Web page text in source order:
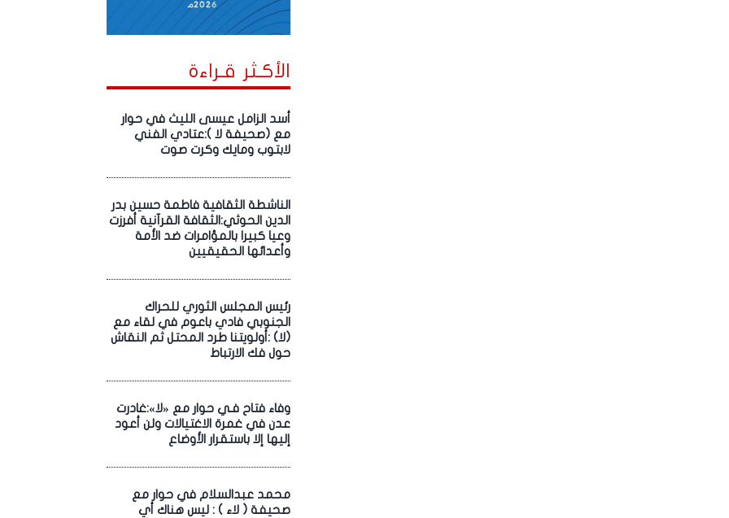
الأكـثر قـراءة
أسد الزامل عيسى الليث في حوار
مع (صحيفة لا ):عتادي الفني
لابتوب ومايك وكرت صوت
الناشطة الثقافية فاطمة حسين بدر
الدين الحوثي:الثقافة القرآنية أفرزت
وعيا كبيرا بالمؤامرات ضد الأمة
وأعدائها الحقيقيين
رئيس المجلس الثوري للحراك
الجنوبي فادي باعوم في لقاء مع
(لا) :أولويتنا طرد المحتل ثم النقاش
حول فك الارتباط
وفاء فتاح فـي حوار مع «لا»:غادرت
عدن في غمرة الاغتيالات ولن أعود
إليها إلا باستقرار الأوضاع
محمد عبدالسلام في حوار مع
صحيفة ( لاء ) : ليس هناك أي